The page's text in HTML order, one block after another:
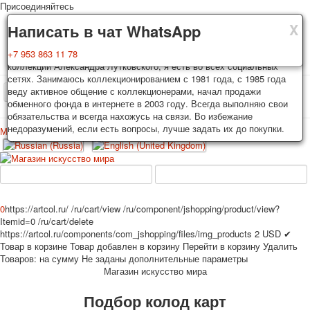
X
Доставка
Колоды, почтовые открытки тщательно упаковываются и
отправляются в течении 3-4 рабочих дней после оплаты.
Исключение: репринт под заказ, такие колоды карт отправляются в
течении 7-8 рабочих дней. Отправка осуществляется почтой России
с треком отслеживания. Цена пересылки зависит от веса и тарифов
почты на момент покупки. По желанию покупателя возможна
отправка СДЕК или другими транспортными компаниями.
X
Гарантия
Вы покупаете колоды игральных карт, почтовые открытки из частной
коллекции Александра Лутковского, я есть во всех социальных
сетях. Занимаюсь коллекционированием с 1981 года, с 1985 года
веду активное общение с коллекционерами, начал продажи
обменного фонда в интернете в 2003 году. Всегда выполняю свои
обязательства и всегда нахожусь на связи. Во избежание
недоразумений, если есть вопросы, лучше задать их до покупки.
X
Написать в чат WhatsApp
+7 953 863 11 78
Присоединяйтесь
TPL_PROTOSTAR_TOGGLE_MENU
Главная Игральные карты Открытки
Меню
Главная
Игральные карты
Эротические рисунки
Рекламные
Эротические фотоколоды
Пин-ап
Политические
Войти
0https://artcol.ru/ /ru/cart/view /ru/component/jshopping/product/view?
Itemid=0 /ru/cart/delete
https://artcol.ru/components/com_jshopping/files/img_products 2 USD ✔
Товар в корзине Товар добавлен в корзину Перейти в корзину Удалить
Товаров: на сумму Не заданы дополнительные параметры
Магазин искусство мира
Подбор колод карт